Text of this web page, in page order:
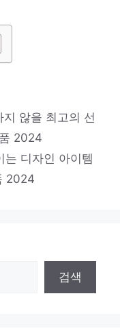
상품 추천 제
상품 추천 제
택 인기 상품
않을 최고의 선
2024
는 디자인 아이템
2024
검색